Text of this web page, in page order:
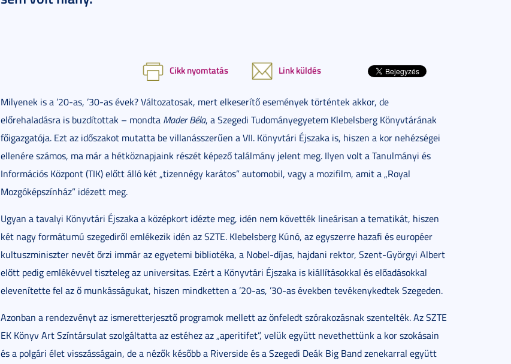
Cikk nyomtatás Link küldés
Milyenek is a ’20-as, ’30-as évek? Változatosak, mert elkeserítő események történtek akkor, de
előrehaladásra is buzdítottak – mondta Mader Béla, a Szegedi Tudományegyetem Klebelsberg Könyvtárának
főigazgatója. Ezt az időszakot mutatta be villanásszerűen a VII. Könyvtári Éjszaka is, hiszen a kor nehézségei
ellenére számos, ma már a hétköznapjaink részét képező találmány jelent meg. Ilyen volt a Tanulmányi és
Információs Központ (TIK) előtt álló két „tizennégy karátos” automobil, vagy a mozifilm, amit a „Royal
Mozgóképszínház” idézett meg.
Ugyan a tavalyi Könyvtári Éjszaka a középkort idézte meg, idén nem követték lineárisan a tematikát, hiszen
két nagy formátumú szegediről emlékezik idén az SZTE. Klebelsberg Kúnó, az egyszerre hazafi és européer
kultuszminiszter nevét őrzi immár az egyetemi bibliotéka, a Nobel-díjas, hajdani rektor, Szent-Györgyi Albert
előtt pedig emlékévvel tiszteleg az universitas. Ezért a Könyvtári Éjszaka is kiállításokkal és előadásokkal
elevenítette fel az ő munkásságukat, hiszen mindketten a ’20-as, ’30-as években tevékenykedtek Szegeden.
Azonban a rendezvényt az ismeretterjesztő programok mellett az önfeledt szórakozásnak szentelték. Az SZTE
EK Könyv Art Színtársulat szolgáltatta az estéhez az „aperitifet”, velük együtt nevethettünk a kor szokásain
és a polgári élet visszásságain, de a nézők később a Riverside és a Szegedi Deák Big Band zenekarral együtt